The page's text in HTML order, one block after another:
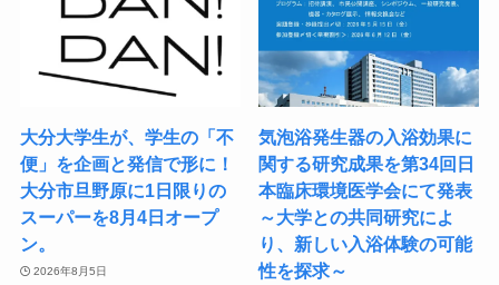
大分大学生が、学生の「不
便」を企画と発信で形に！
大分市旦野原に1日限りの
スーパーを8月4日オープ
ン。
2026年8月5日
気泡浴発生器の入浴効果に
関する研究成果を​第34回日
本臨床環境医学会にて発表 ​
～大学との共同研究によ
り、新しい入浴体験の可能
性を探求～